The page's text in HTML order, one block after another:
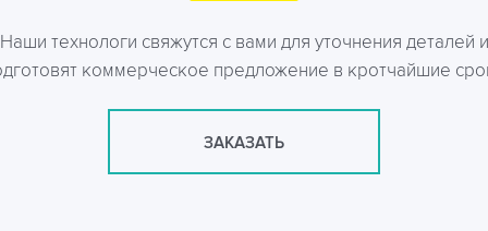
Наши технологи свяжутся с вами для уточнения деталей и
коммерческое предложение в кротчайшие
ЗАКАЗАТЬ